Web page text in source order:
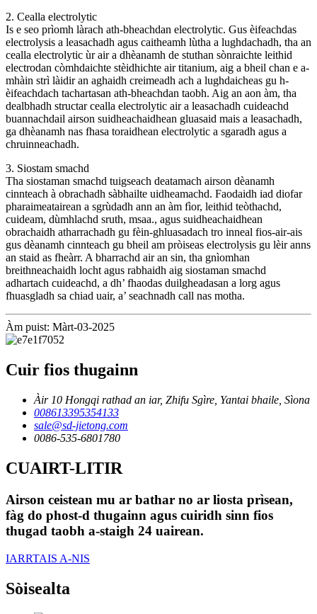
2. Cealla electrolytic
Is e seo prìomh làrach ath-bheachdan electrolytic. Gus èifeachdas
electrolysis a leasachadh agus caitheamh lùtha a lughdachadh, tha an
cealla electrolytic ùr air a dhèanamh de stuthan sònraichte leithid
electrodan còmhdaichte stèidhichte air titanium, aig a bheil chan e a-
mhàin strì làidir an aghaidh creimeadh ach a lughdaicheas gu h-
èifeachdach tachartasan ath-bheachdan taobh. Aig an aon àm, tha
dealbhadh structar cealla electrolytic air a leasachadh cuideachd
buannachdail airson suidheachaidhean gluasaid mais a leasachadh,
ga dhèanamh nas fhasa toraidhean electrolytic a sgaradh agus a
chruinneachadh.
3. Siostam smachd
Tha siostaman smachd tuigseach deatamach airson dèanamh
cinnteach à obrachadh sàbhailte uidheamachd. Faodaidh iad diofar
pharaimeatairean a sgrùdadh ann an àm fìor, leithid teòthachd,
cuideam, dùmhlachd sruth, msaa., agus suidheachaidhean
obrachaidh atharrachadh gu fèin-ghluasadach tro inneal fios-air-ais
gus dèanamh cinnteach gu bheil am pròiseas electrolysis gu lèir anns
an staid as fheàrr. A bharrachd air an sin, tha gnìomhan
breithneachaidh locht agus rabhaidh aig siostaman smachd
adhartach cuideachd, a dh’ fhaodas duilgheadasan a lorg agus
fhuasgladh sa chiad uair, a’ seachnadh call nas motha.
Àm puist: Màrt-03-2025
Cuir fios thugainn
Àir 10 Hongqi rathad an iar, Zhifu Sgìre, Yantai bhaile, Sìona
008613395354133
sale@sd-jietong.com
0086-535-6801780
CUAIRT-LITIR
Airson ceistean mu ar bathar no ar liosta prìsean,
fàg do phost-d thugainn agus cuiridh sinn fios
thugad taobh a-staigh 24 uairean.
IARRTAIS A-NIS
Sòisealta